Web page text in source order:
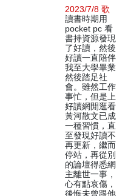
2023/7/8 歌
讀書時期用
pocket pc 看
書持資源發現
了好讀，然後
好讀一直陪伴
我至大學畢業
然後踏足社
會。雖然工作
事忙，但是上
好讀網閒逛看
黃河散文已成
一種習慣，直
至發現好讀不
再更新，繼而
停站，再從別
的論壇得悉網
主離世一事，
心有點哀傷，
後悔未曾跟他